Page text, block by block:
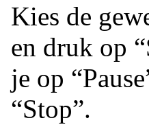
Kies de
en druk op
je op
“Stop”.